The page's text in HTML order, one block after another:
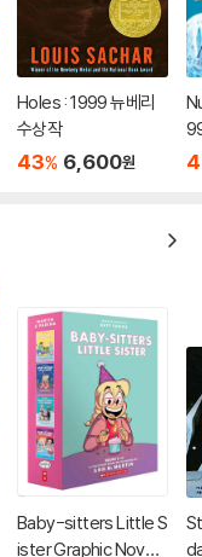
Holes : 1999 뉴베리
수상작
43% 6,600원
Baby-sitters Little S
ister Graphic Novels